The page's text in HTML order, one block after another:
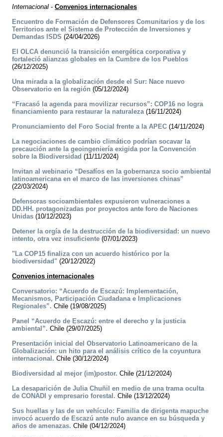
Internacional - Convenios internacionales
Encuentro de Formación de Defensores Comunitarios y de los
Territorios ante el Sistema de Protección de Inversiones y
Demandas ISDS (24/04/2026)
El OLCA denunció la transición energética corporativa y
fortaleció alianzas globales en la Cumbre de los Pueblos
(26/12/2025)
Una mirada a la globalización desde el Sur: Nace nuevo
Observatorio en la región (05/12/2024)
“Fracasó la agenda para movilizar recursos”: COP16 no logra
financiamiento para restaurar la naturaleza(16/11/2024)
Pronunciamiento del Foro Social frente a la APEC (14/11/2024)
La negociaciones de cambio climático podrían socavar la
precaución ante la geoingeniería exigida por la Convención
sobre la Biodiversidad (11/11/2024)
Invitan al webinario “Desafíos en la gobernanza socio ambiental
latinoamericana en el marco de las inversiones chinas”
(22/03/2024)
Defensoras socioambientales expusieron vulneraciones a
DD.HH. protagonizadas por proyectos ante foro de Naciones
Unidas (10/12/2023)
Detener la orgía de la destrucción de la biodiversidad: un nuevo
intento, otra vez insuficiente (07/01/2023)
"La COP15 finaliza con un acuerdo histórico por la
biodiversidad" (20/12/2022)
Convenios internacionales
Conversatorio: “Acuerdo de Escazú: Implementación,
Mecanismos, Participación Ciudadana e Implicaciones
Regionales”. Chile (19/08/2025)
Panel “Acuerdo de Escazú: entre el derecho y la justicia
ambiental”. Chile (29/07/2025)
Presentación inicial del Observatorio Latinoamericano de la
Globalización: un hito para el análisis crítico de la coyuntura
internacional. Chile (30/12/2024)
Biodiversidad al mejor (im)postor. Chile (21/12/2024)
La desaparición de Julia Chuñil en medio de una trama oculta
de CONADI y empresario forestal. Chile (13/12/2024)
Sus huellas y las de un vehículo: Familia de dirigenta mapuche
invocó acuerdo de Escazú ante nulo avance en su búsqueda y
años de amenazas. Chile (04/12/2024)